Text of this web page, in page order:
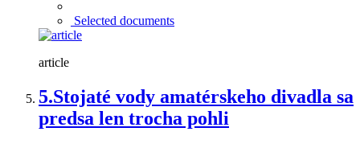
Selected documents
article
5.Stojaté vody amatérskeho divadla sa
predsa len trocha pohli